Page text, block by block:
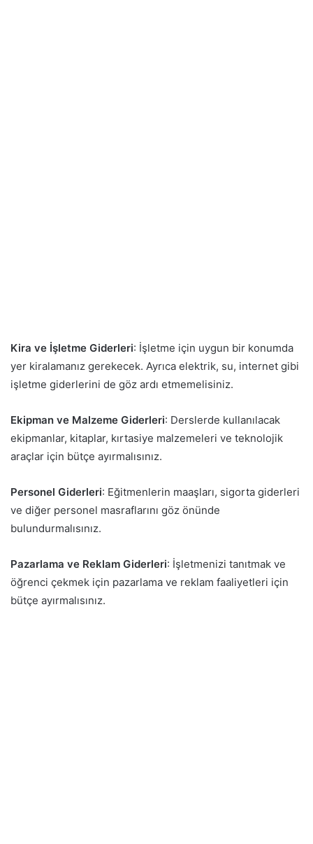
Kira ve İşletme Giderleri: İşletme için uygun bir konumda
yer kiralamanız gerekecek. Ayrıca elektrik, su, internet gibi
işletme giderlerini de göz ardı etmemelisiniz.
Ekipman ve Malzeme Giderleri: Derslerde kullanılacak
ekipmanlar, kitaplar, kırtasiye malzemeleri ve teknolojik
araçlar için bütçe ayırmalısınız.
Personel Giderleri: Eğitmenlerin maaşları, sigorta giderleri
ve diğer personel masraflarını göz önünde
bulundurmalısınız.
Pazarlama ve Reklam Giderleri: İşletmenizi tanıtmak ve
öğrenci çekmek için pazarlama ve reklam faaliyetleri için
bütçe ayırmalısınız.